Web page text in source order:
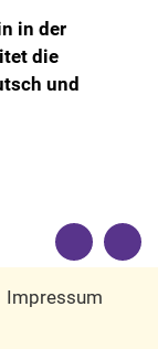
in der
die
und
Impressum